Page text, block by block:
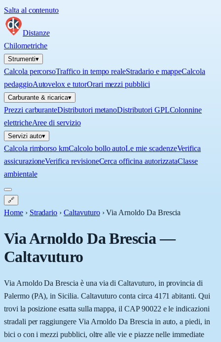
Salta al contenuto
Distanze
Chilometriche
Strumenti▾
Calcola percorsoTraffico in tempo realeStradario e mappeCalcola
pedaggioAutovelox e tutorOrari mezzi pubblici
Carburante & ricarica▾
Prezzi carburanteDistributori metanoDistributori GPLColonnine
elettricheAree di servizio
Servizi auto▾
Calcola rimborso kmCalcolo bollo autoLe mie scadenzeVerifica
assicurazioneVerifica revisioneCerca officina autorizzataClasse
ambientale
🔗
Home › Stradario › Caltavuturo ›Via Arnoldo Da Brescia
Via Arnoldo Da Brescia—
Caltavuturo
Via Arnoldo Da Brescia è una via di Caltavuturo, in provincia di
Palermo (PA), in Sicilia. Caltavuturo conta circa 4171 abitanti. Qui
trovi la posizione esatta sulla mappa, il CAP 90022 e le indicazioni
stradali per raggiungere Via Arnoldo Da Brescia in auto, a piedi, in
bici o con i mezzi pubblici, oltre alle vie e piazze nelle immediate